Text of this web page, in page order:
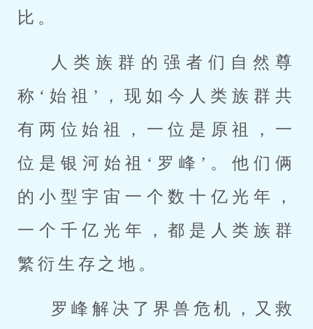
比。
人类族群的强者们自然尊
称‘始祖’，现如今人类族群共
有两位始祖，一位是原祖，一
位是银河始祖‘罗峰’。他们俩
的小型宇宙一个数十亿光年，
一个千亿光年，都是人类族群
繁衍生存之地。
罗峰解决了界兽危机，又救